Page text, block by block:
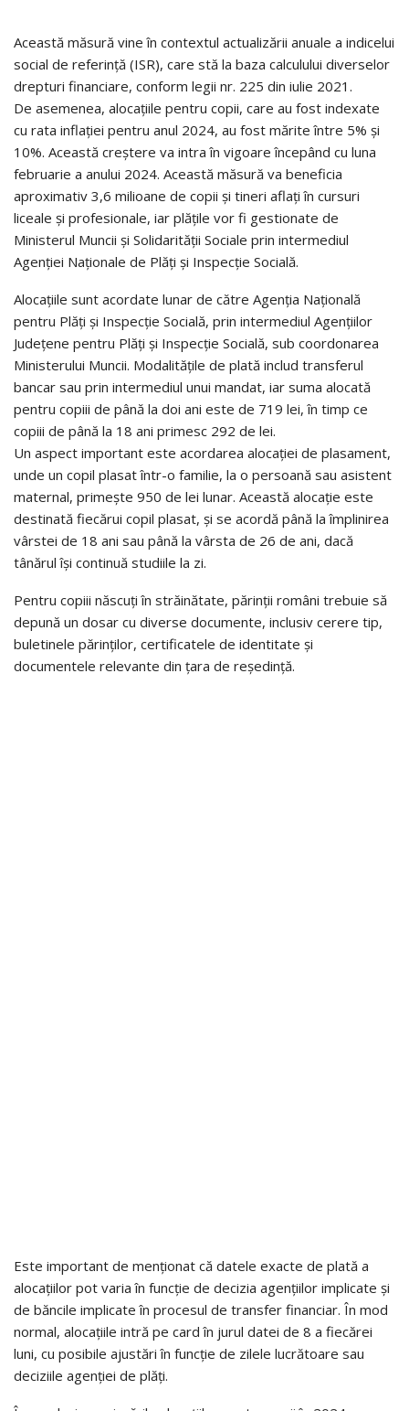
Această măsură vine în contextul actualizării anuale a indicelui
social de referință (ISR), care stă la baza calculului diverselor
drepturi financiare, conform legii nr. 225 din iulie 2021.
De asemenea, alocațiile pentru copii, care au fost indexate
cu rata inflației pentru anul 2024, au fost mărite între 5% și
10%. Această creștere va intra în vigoare începând cu luna
februarie a anului 2024. Această măsură va beneficia
aproximativ 3,6 milioane de copii și tineri aflați în cursuri
liceale și profesionale, iar plățile vor fi gestionate de
Ministerul Muncii și Solidarității Sociale prin intermediul
Agenției Naționale de Plăți și Inspecție Socială.
Alocațiile sunt acordate lunar de către Agenția Națională
pentru Plăți și Inspecție Socială, prin intermediul Agențiilor
Județene pentru Plăți și Inspecție Socială, sub coordonarea
Ministerului Muncii. Modalitățile de plată includ transferul
bancar sau prin intermediul unui mandat, iar suma alocată
pentru copiii de până la doi ani este de 719 lei, în timp ce
copiii de până la 18 ani primesc 292 de lei.
Un aspect important este acordarea alocației de plasament,
unde un copil plasat într-o familie, la o persoană sau asistent
maternal, primește 950 de lei lunar. Această alocație este
destinată fiecărui copil plasat, și se acordă până la împlinirea
vârstei de 18 ani sau până la vârsta de 26 de ani, dacă
tânărul își continuă studiile la zi.
Pentru copiii născuți în străinătate, părinții români trebuie să
depună un dosar cu diverse documente, inclusiv cerere tip,
buletinele părinților, certificatele de identitate și
documentele relevante din țara de reședință.
Este important de menționat că datele exacte de plată a
alocațiilor pot varia în funcție de decizia agențiilor implicate și
de băncile implicate în procesul de transfer financiar. În mod
normal, alocațiile intră pe card în jurul datei de 8 a fiecărei
luni, cu posibile ajustări în funcție de zilele lucrătoare sau
deciziile agenției de plăți.